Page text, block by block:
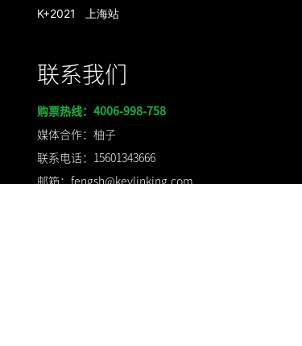
联系我们
购票热线：4006-998-758
媒体合作：柚子
联系电话：15601343666
邮箱：fengsh@keylinking.com
K+2021 上海站